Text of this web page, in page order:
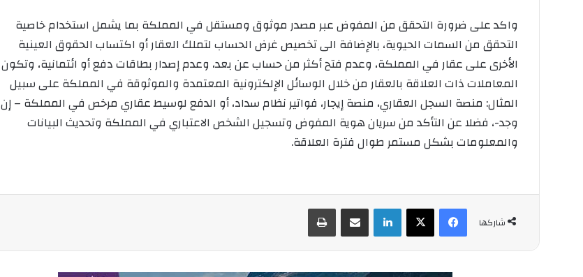
واكد على ضرورة التحقق من المفوض عبر مصدر موثوق ومستقل في المملكة بما يشمل استخدام خاصية
التحقق من السمات الحيوية، بالإضافة الى تخصيص غرض الحساب لتملك العقار أو اكتساب الحقوق العينية
الأخرى على عقار في المملكة، وعدم فتح أكثر من حساب عن بعد، وعدم إصدار بطاقات دفع أو ائتمانية، وتكون
المعاملات ذات العلاقة بالعقار من خلال الوسائل الإلكترونية المعتمدة والموثوقة في المملكة على سبيل
المثال: منصة السجل العقاري، منصة إيجار، فواتير نظام سداد، أو الدفع لوسيط عقاري مرخص في المملكة – إن
وجد-، فضلا عن التأكد من سريان هوية المفوض وتسجيل الشخص الاعتباري في المملكة وتحديث البيانات
والمعلومات بشكل مستمر طوال فترة العلاقة.
شاركها
فيسبوك لينكدإن